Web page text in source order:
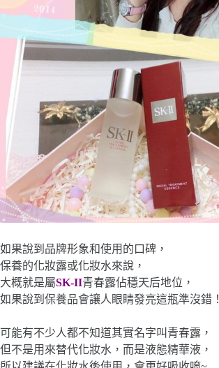
如果說到品牌形象和使用的口碑，
保養的化妝露或化妝水來說，
大概就是屬SK-II青春露佔穩天后地位，
如果說到保養品會讓人眼睛發亮這瓶準沒錯！
可能有不少人都不知道其實名字叫青春露，
但不是用來替代化妝水，而是液態精華液，